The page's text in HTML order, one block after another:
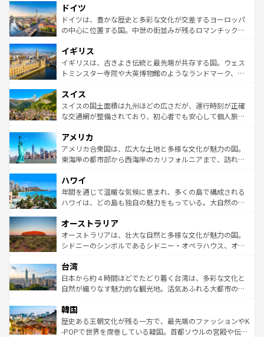
せる。地方によって風土や気候が異なるスペインはその個
性で訪れる人を魅了する。 なお、新着のスペイン情報は コ
ンテンツ一覧を参照してほしい。
で、幅広い魅力が詰まっている。華麗な宮殿、歴史的な大
聖堂、美しいビーチ、そして豊かな自然が、訪れる者を心
から魅了する。また、フランスは美食の国としても知ら
いる。シャンパンの発祥地であるランス、プロヴァンスの
香り高いラベンダー畑など、多彩な楽しみ方が可能だ。さ
らに、パリ以外の地域にも魅力が溢れており、どの街角に
れる地方に足を運ぶとそれぞれで全く異なる文化を体験で
きるだろう。 なお、新着のフランス情報はコンテンツ一覧
を参照してほしい。
ドイツ
ドイツは、豊かな歴史と多彩な文化が交差するヨーロッパ
の中心に位置する国。中世の街並みが残るロマンチック街
顔を持つこの国は、どこを歩いても飽きることがない。ベ
ルリンの文化的活気、バイエルン州のアルプスの絶景、そ
してライン川沿いのワイン畑といった風景は必見。ビール
は、お酒好きな人にはぜひ体験してほしい。 なお、新着の
ドイツ情報はコンテンツ一覧を参照してほしい。
イギリス
イギリスは、古きよき伝統と最先端が共存する国。ウェス
トミンスター寺院や大英博物館のようなランドマーク、歴
リアごとに異なる魅力がある。また、優雅なアフタヌーン
ティー、ビール好きにはたまらない英国パブ、サッカー観
戦など、本場だからこそできる体験も豊富。イギリスを旅
ンツ一覧を参照してほしい。
スイス
スイスの国土面積は九州ほどの広さだが、運行時刻が正確
な交通網が整備されており、初心者でも安心して個人旅行
の建物がそのまま残る町や、スイスならではのユニークな
博物館もあり、アルプス観光だけでなく町歩きも満喫する
ことができる。国民の所得が高いため物価も高いが、旅行
ば市内交通費無料で観光を楽しむこともできる。 なお、新
着のスイス情報はコンテンツ一覧 を参照してほしい。
アメリカ
アメリカ合衆国は、広大な土地と多様な文化が魅力の国。
東海岸の都市部から西海岸のカリフォルニアまで、訪れる
のような巨大都市は、観光、ショッピング、エンターテイ
ンメントが詰まった刺激的なスポットだ。一方、アメリカ
西部には大自然が広がり、グランドキャニオンやイエロー
部のニューオーリンズでは、音楽と美食が融合した独特の
文化が魅力。旅行者はアメリカの各地域で異なる魅力を楽
しみながら、その多様性と豊かな歴史を感じることができ
ならではの贅沢な旅のスタイルだ。 なお、新着のアメリカ
情報はコンテンツ一覧を参照してほしい。
ハワイ
年間を通じて温暖な気候に恵まれ、多くの島で構成される
ハワイは、どの島も独自の魅力をもっている。大自然の神
ワイ島は見逃せない。また、定番の観光地といえばオアフ
島だが、静かな自然を求めるならマウイ島やカウアイ島が
おすすめ。エメラルドグリーンに輝く海をはじめ、豊かな
れるおもてなしの心で訪れる人々を迎えてくれるハワイの
人々、おいしいローカルフードやハワイアンミュージッ
ク、伝統的なフラダンスなど、すべてがハワイの魅力を彩
ワイを、存分に味わってほしい。 なお、新着のハワイ情報
はコンテンツ一覧を参照してほしい。
オーストラリア
オーストラリアは、壮大な自然と多様な文化が魅力の国。
シドニーのシンボルであるシドニー・オペラハウス、オー
リアリーフや大陸中央部にそびえるウルル（エアーズロッ
ク）、タスマニアの美しい原生林やケアンズの熱帯雨林な
ど、見どころがたくさん。また、カフェやワイン、オージ
いる。アクティビティも充実しており、サーフィンやダイ
ビング、ハイキングなど、アウトドア好きにはたまらな
い。オーストラリアの多彩な魅力を存分に味わいつくそ
台湾
日本から約４時間ほどでたどり着く台湾は、多彩な文化と
自然が織りなす魅力的な観光地。活気あふれる大都市の台
ン）、静ひつな山岳地帯である台湾東部など、都市の喧騒
と山間の静けさが共存しており、訪れる人に新しい発見と
驚きをもたらしてくれる。また、奥深い台湾の食文化も魅
韓国
歴史ある王朝文化が残る一方で、最先端のファッションやK
-POPで世界を席巻している韓国。首都ソウルの宮殿や伝統